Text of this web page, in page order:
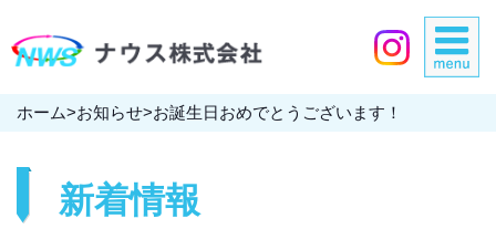
ホーム>お知らせ>お誕生日おめでとうございます！
新着情報